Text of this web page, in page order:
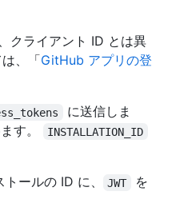
クライアント ID とは異
、「GitHub アプリの登
に送信しま
す。 INSTALLATION_ID
トールの ID に、 JWT
を